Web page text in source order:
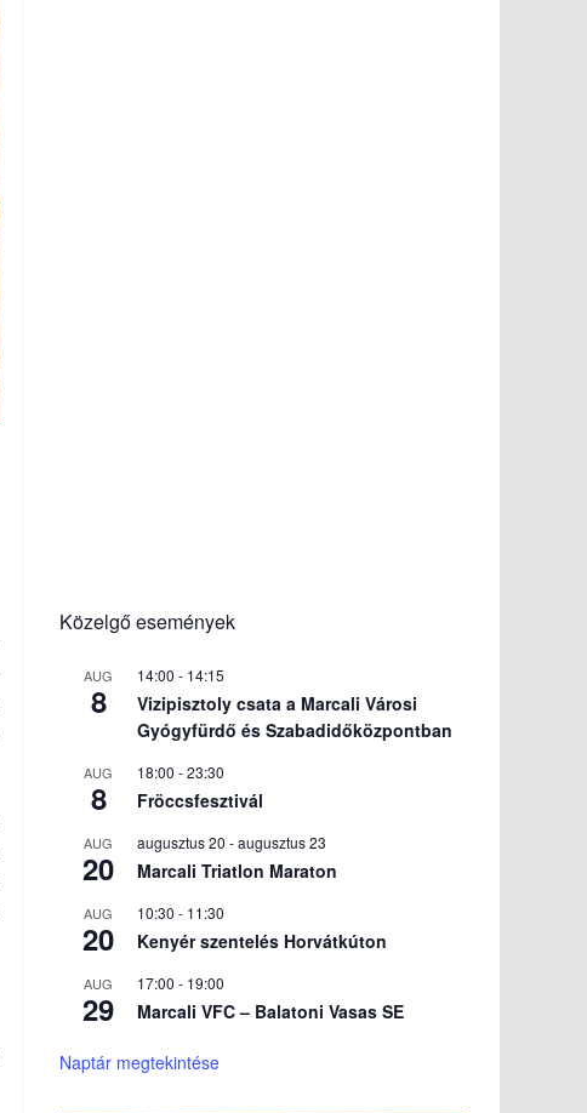
Közelgő események
AUG
8
14:00 - 14:15
Vizipisztoly csata a Marcali Városi
Gyógyfürdő és Szabadidőközpontban
AUG
8
18:00 -23:30
Fröccsfesztivál
AUG
20
augusztus 20 -augusztus 23
Marcali Triatlon Maraton
AUG
20
10:30 - 11:30
Kenyér szentelés Horvátkúton
AUG
29
17:00 - 19:00
Marcali VFC – Balatoni Vasas SE
Naptár megtekintése